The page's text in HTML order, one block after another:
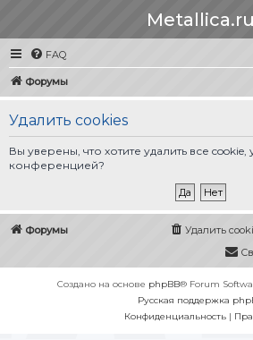
Metallica.ru
FAQ
Форумы
Удалить cookies
Вы уверены, что хотите удалить все
конференцией?
Форумы
Удалить
Создано на основе phpBB® Forum
Русская поддержка
Конфиденциальность |